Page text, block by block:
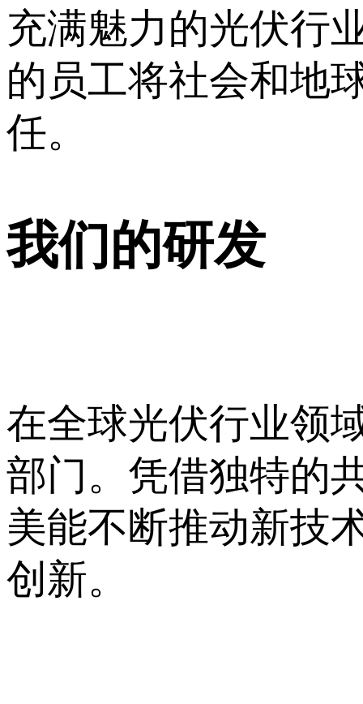
充满魅力的光伏行
的员工将社会和地
任。
我们的研发
在全球光伏行业领
部门。凭借独特的
美能不断推动新技
创新。